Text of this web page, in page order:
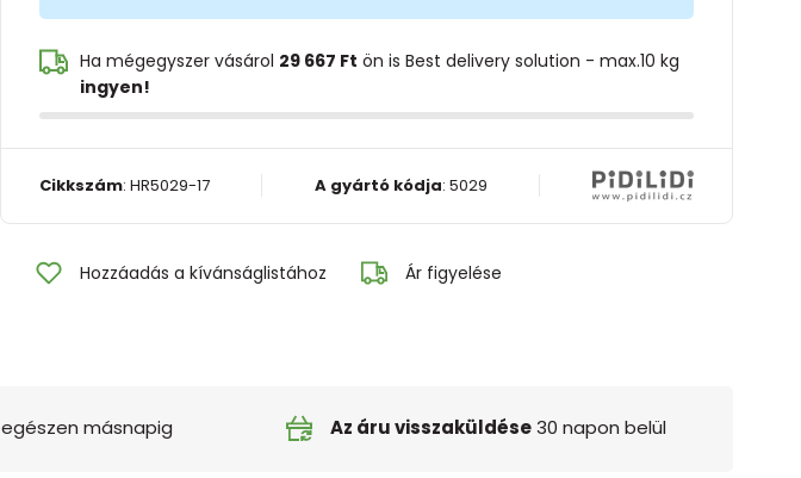
Ha mégegyszer vásárol 29 667 Ft ön is Best delivery solution - max.10 kg
ingyen!
Cikkszám: HR5029-17 A gyártó kódja: 5029
Hozzáadás a kívánságlistához Ár figyelése
egészen másnapig Az áru visszaküldése30 napon belül